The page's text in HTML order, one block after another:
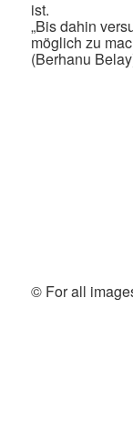
ist.
„Bis dahin
möglich zu
(Berhanu
© For all